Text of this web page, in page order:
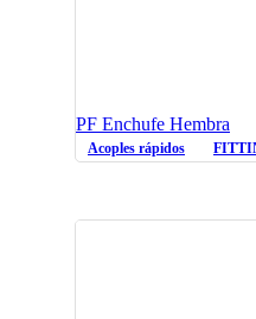
PF Enchufe Hembra
Acoples rápidos